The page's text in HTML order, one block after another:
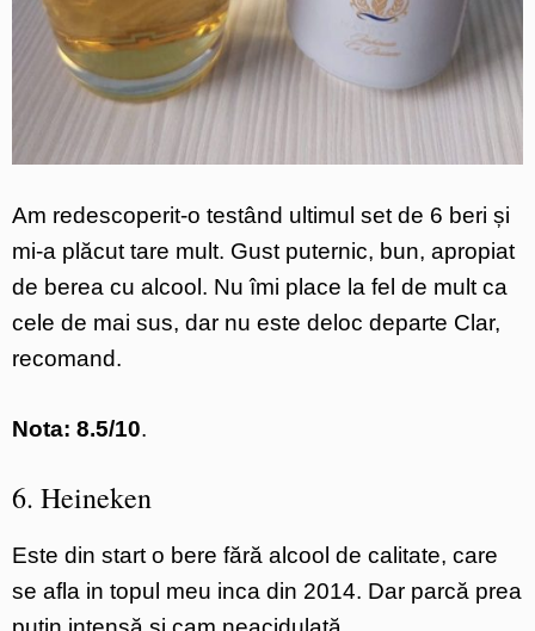
Am redescoperit-o testând ultimul set de 6 beri și
mi-a plăcut tare mult. Gust puternic, bun, apropiat
de berea cu alcool. Nu îmi place la fel de mult ca
cele de mai sus, dar nu este deloc departe Clar,
recomand.
Nota: 8.5/10.
6. Heineken
Este din start o bere fără alcool de calitate, care
se afla in topul meu inca din 2014. Dar parcă prea